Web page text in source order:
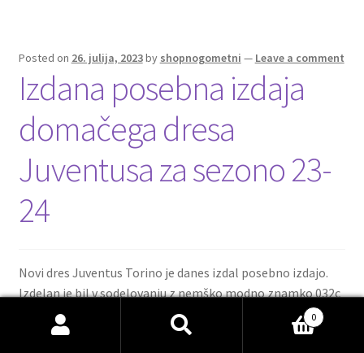
Posted on 26. julija, 2023by shopnogometni — Leave a comment
Izdana posebna izdaja
domačega dresa
Juventusa za sezono 23-
24
Novi dres Juventus Torino je danes izdal posebno izdajo.
Izdelan je bil v sodelovanju z nemško modno znamko 032c
in je del kapsulne kolekcije.
0